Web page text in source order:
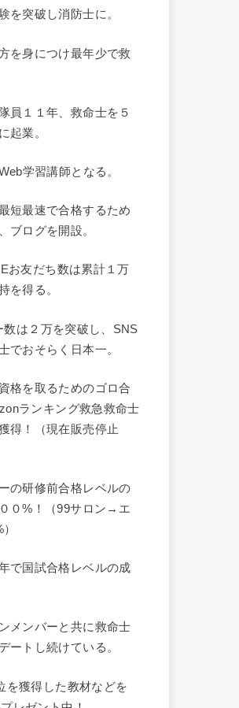
を突破し消防士に。
を身につけ最年少で救
員１１年、救命士を５
起業。
学習講師となる。
短最速で合格するため
ブログを開設。
お友だち数は累計１万
を得る。
は２万を突破し、SNS
でおそらく日本一。
格を取るためのゴロ合
ランキング救急救命士
得！（現在販売停止
の研修前合格レベルの
０%！（99サロン→エ
で国試合格レベルの成
メンバーと共に救命士
ートし続けている。
を獲得した教材などを